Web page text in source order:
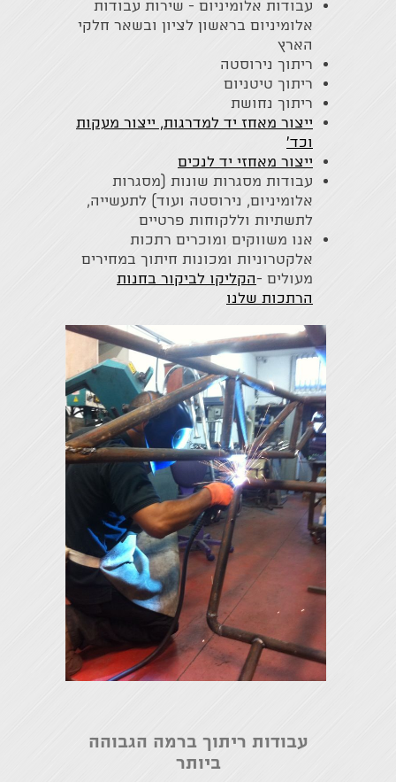
עבודות אלומיניום - שירות עבודות
אלומיניום בראשון לציון ובשאר חלקי
הארץ
ריתוך נירוסטה
ריתוך טיטניום
ריתוך נחושת
ייצור מאחז יד למדרגות, ייצור מעקות
וכד'
ייצור מאחזי יד לנכים
עבודות מסגרות שונות (מסגרות
אלומיניום, נירוסטה ועוד) לתעשייה,
לתשתיות וללקוחות פרטיים
אנו משווקים ומוכרים רתכות
אלקטרוניות ומכונות חיתוך במחירים
מעולים -הקליקו לביקור בחנות
הרתכות שלנו
עבודות ריתוך ברמה הגבוהה
ביותר